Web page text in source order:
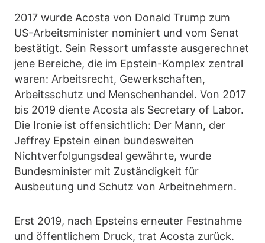
2017 wurde Acosta von Donald Trump zum
US-Arbeitsminister nominiert und vom Senat
bestätigt. Sein Ressort umfasste ausgerechnet
jene Bereiche, die im Epstein-Komplex zentral
waren: Arbeitsrecht, Gewerkschaften,
Arbeitsschutz und Menschenhandel. Von 2017
bis 2019 diente Acosta als Secretary of Labor.
Die Ironie ist offensichtlich: Der Mann, der
Jeffrey Epstein einen bundesweiten
Nichtverfolgungsdeal gewährte, wurde
Bundesminister mit Zuständigkeit für
Ausbeutung und Schutz von Arbeitnehmern.
Erst 2019, nach Epsteins erneuter Festnahme
und öffentlichem Druck, trat Acosta zurück.